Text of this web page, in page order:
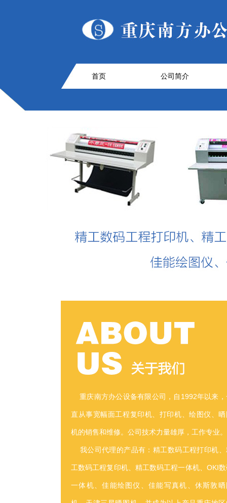
首页 公司简介
重庆南方办公设备有限公司，自1992年以来，
直从事宽幅面工程复印机、打印机、绘图仪、
机的销售和维修。公司技术力量雄厚，工作专业
我公司代理的产品有：精工数码工程打印机、
工数码工程复印机、精工数码工程一体机、OKI
一体机、佳能绘图仪、佳能写真机、休斯敦晒